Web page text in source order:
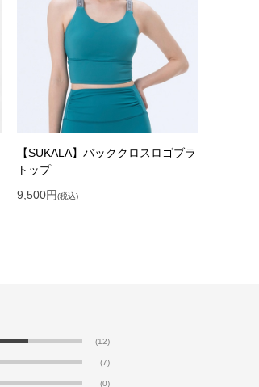
【SUKALA】バッククロスロゴブラ
トップ
9,500円(税込)
(12)
(7)
(0)